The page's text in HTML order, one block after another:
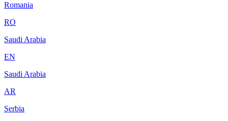
Romania
RO
Saudi Arabia
EN
Saudi Arabia
AR
Serbia